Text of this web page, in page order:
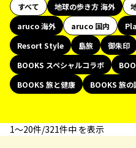
すべて 地球の歩き方 海外
aruco 海外
aruco 国内
Resort Style
島旅 御朱印
BOOKS スペシャルコラボ
BOOKS 旅と健康
BOOKS 旅の
1〜20件/321件中 を表示